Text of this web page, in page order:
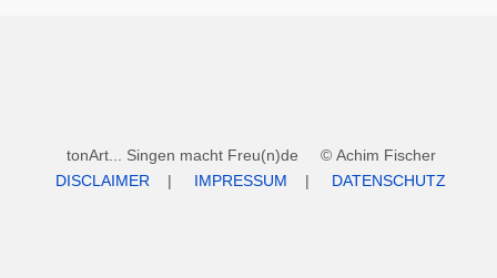
tonArt... Singen macht Freu(n)de © Achim Fischer
DISCLAIMER | IMPRESSUM | DATENSCHUTZ